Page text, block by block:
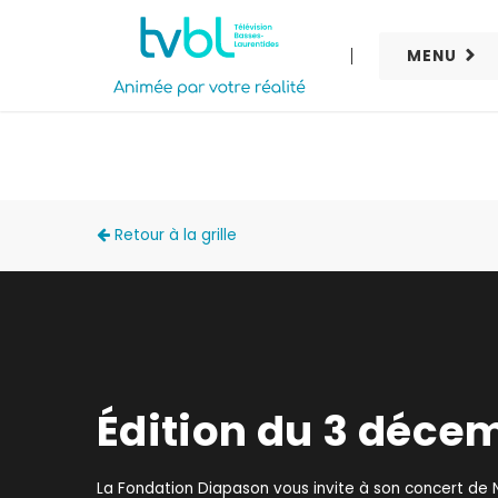
MENU
Retour à la grille
Édition du 3
La Fondation Diapason vous invite à son concert de